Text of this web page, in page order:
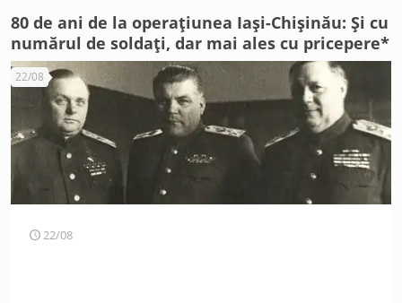
80 de ani de la operațiunea Iași-Chișinău: Și cu
numărul de soldați, dar mai ales cu pricepere*
22/08
22/08